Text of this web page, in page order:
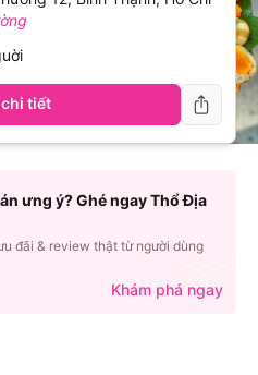
tiết
ưng ý? Ghé ngay Thổ Địa
đãi & review thật từ người dùng
Khám phá ngay